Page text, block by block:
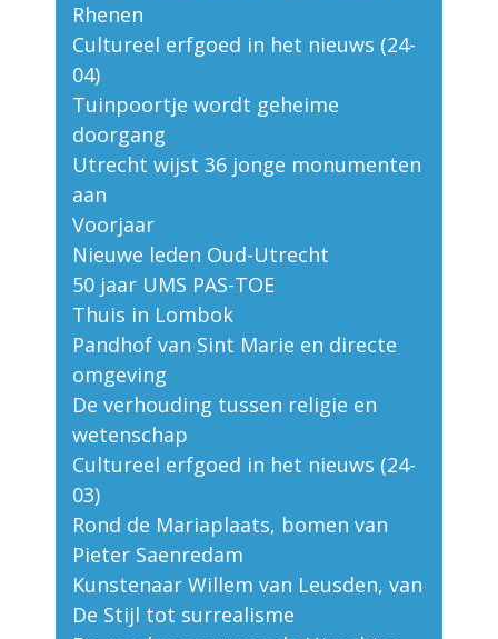
Rhenen
Cultureel erfgoed in het nieuws (24-
04)
Tuinpoortje wordt geheime
doorgang
Utrecht wijst 36 jonge monumenten
aan
Voorjaar
Nieuwe leden Oud-Utrecht
50 jaar UMS PAS-TOE
Thuis in Lombok
Pandhof van Sint Marie en directe
omgeving
De verhouding tussen religie en
wetenschap
Cultureel erfgoed in het nieuws (24-
03)
Rond de Mariaplaats, bomen van
Pieter Saenredam
Kunstenaar Willem van Leusden, van
De Stijl tot surrealisme